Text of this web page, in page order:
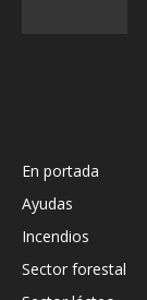
En portada
Ayudas
Incendios
Sector forestal